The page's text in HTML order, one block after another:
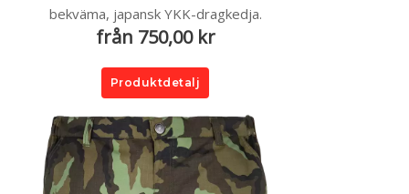
bekväma, japansk YKK-dragkedja.
från 750,00 kr
Produktdetalj